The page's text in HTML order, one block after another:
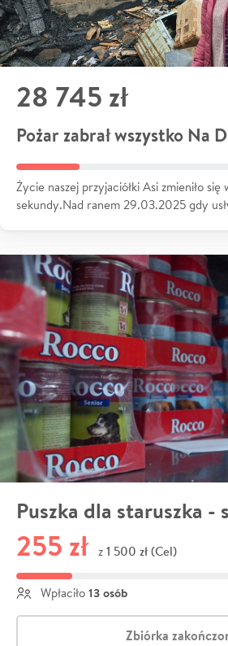
28 745 zł
Pożar zabrał wszystko Na
Życie naszej przyjaciółki Asi zmieniło się
sekundy.Nad ranem 29.03.2025 gdy
Puszka dla staruszka -
255 zł z 1 500 zł (Cel)
Wpłaciło 13 osób
Zbiórka